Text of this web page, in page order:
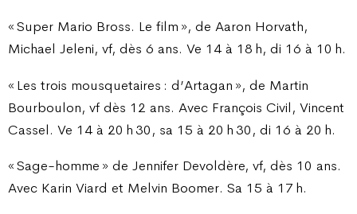
« Super Mario Bross. Le film », de Aaron Horvath,
Michael Jeleni, vf, dès 6 ans. Ve 14 à 18 h, di 16 à 10 h.
« Les trois mousquetaires : d’Artagan », de Martin
Bourboulon, vf dès 12 ans. Avec François Civil, Vincent
Cassel. Ve 14 à 20 h 30, sa 15 à 20 h 30, di 16 à 20 h.
« Sage-homme » de Jennifer Devoldère, vf, dès 10 ans.
Avec Karin Viard et Melvin Boomer. Sa 15 à 17 h.